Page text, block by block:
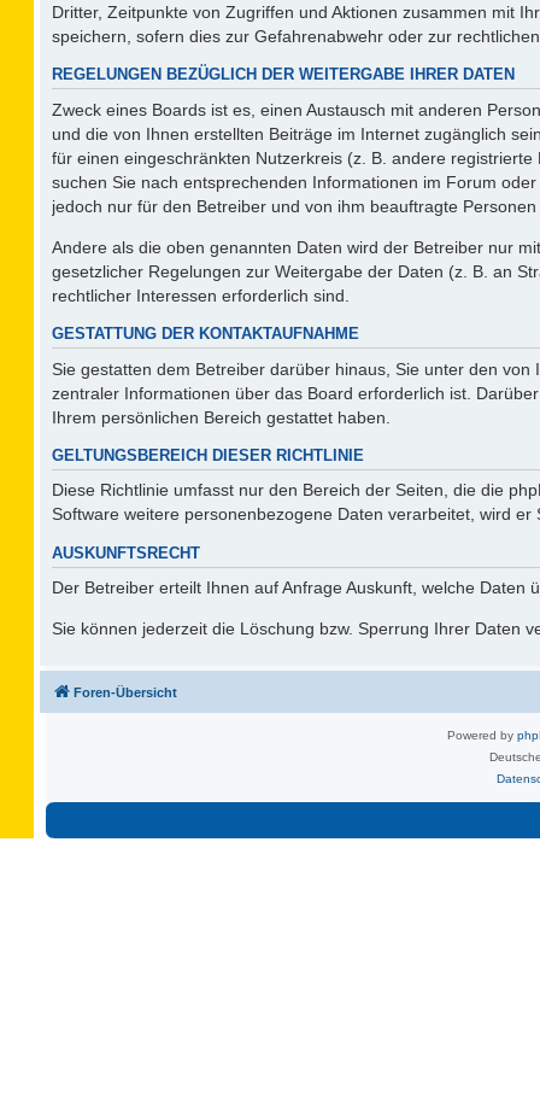
Dritter, Zeitpunkte von Zugriffen und Aktionen zusammen mit
speichern, sofern dies zur Gefahrenabwehr oder zur
REGELUNGEN BEZÜGLICH DER WEITERGABE IHRER DATEN
Zweck eines Boards ist es, einen Austausch mit anderen
und die von Ihnen erstellten Beiträge im Internet zugänglich
für einen eingeschränkten Nutzerkreis (z. B. andere
suchen Sie nach entsprechenden Informationen im Forum
jedoch nur für den Betreiber und von ihm beauftragte
Andere als die oben genannten Daten wird der Betreiber nur
gesetzlicher Regelungen zur Weitergabe der Daten (z. B. an
rechtlicher Interessen erforderlich sind.
GESTATTUNG DER KONTAKTAUFNAHME
Sie gestatten dem Betreiber darüber hinaus, Sie unter den
zentraler Informationen über das Board erforderlich ist.
Ihrem persönlichen Bereich gestattet haben.
GELTUNGSBEREICH DIESER RICHTLINIE
Diese Richtlinie umfasst nur den Bereich der Seiten, die die
Software weitere personenbezogene Daten verarbeitet, wird
AUSKUNFTSRECHT
Der Betreiber erteilt Ihnen auf Anfrage Auskunft, welche Daten
Sie können jederzeit die Löschung bzw. Sperrung Ihrer Daten
Foren-Übersicht
Powered by